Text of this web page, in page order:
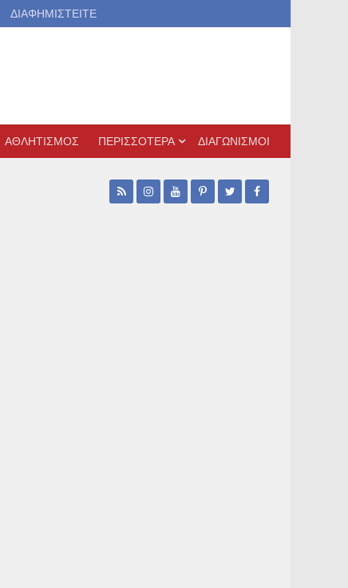
ΔΙΑΦΗΜΙΣΤΕΙΤΕ
ΑΘΛΗΤΙΣΜΟΣ ΠΕΡΙΣΣΟΤΕΡΑ ΔΙΑΓΩΝΙΣΜΟΙ